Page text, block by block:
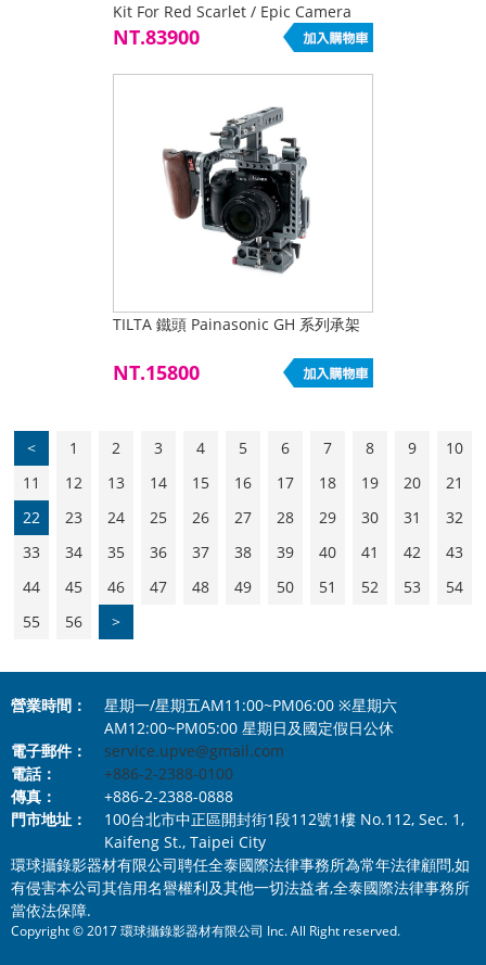
Kit For Red Scarlet / Epic Camera
NT.83900
TILTA 鐵頭 Painasonic GH 系列承架
NT.15800
< 1 2 3 4 5 6 7 8 9
10
11
12 13 14 15 16 17 18 19 20
21
22
23 24 25 26 27 28 29 30 31
32
33
34 35 36 37 38 39 40 41 42
43
44
45 46 47 48 49 50 51 52 53
54
55
56 >
營業時間：
星期一/星期五AM11:00~PM06:00 ※星期六
AM12:00~PM05:00 星期日及國定假日公休
電子郵件：
service.upve@gmail.com
電話：
+886-2-2388-0100
傳真：
+886-2-2388-0888
門市地址：
100台北市中正區開封街1段112號1樓 No.112, Sec. 1,
Kaifeng St., Taipei City
環球攝錄影器材有限公司聘任全泰國際法律事務所為常年法律顧問,如
有侵害本公司其信用名譽權利及其他一切法益者,全泰國際法律事務所
當依法保障.
Copyright © 2017 環球攝錄影器材有限公司 Inc. All Right reserved.